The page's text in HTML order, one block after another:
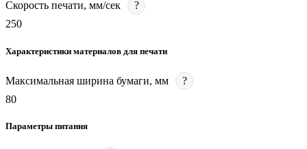
Скорость печати, мм/сек
?
250
Характеристики материалов для печати
Максимальная ширина бумаги, мм
?
80
Параметры питания